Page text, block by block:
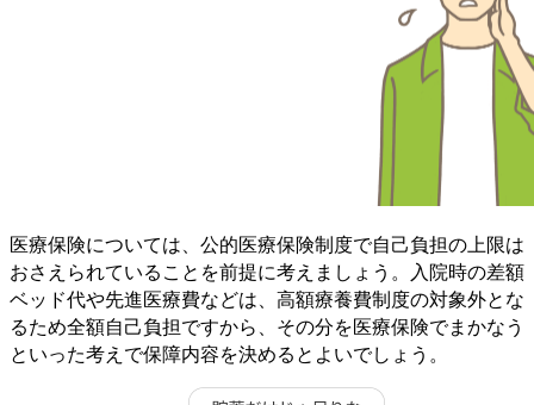
医療保険については、公的医療保険制度で自己負担の上限は
おさえられていることを前提に考えましょう。 入院時の差額
ベッド代や先進医療費などは、高額療養費制度の対象外とな
るため全額自己負担ですから、その分を医療保険でまかなう
といった考えで保障内容を決めるとよいでしょう。